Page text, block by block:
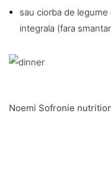
sau ciorba de
integrala (fara
Noemi Sofronie